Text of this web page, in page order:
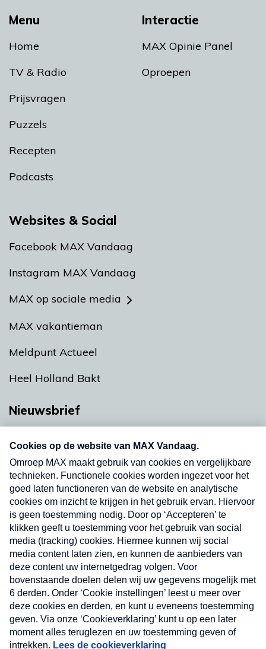
Menu
Home
TV & Radio
Prijsvragen
Puzzels
Recepten
Podcasts
Interactie
MAX Opinie Panel
Oproepen
Websites & Social
Facebook MAX Vandaag
Instagram MAX Vandaag
MAX op sociale media
MAX vakantieman
Meldpunt Actueel
Heel Holland Bakt
Nieuwsbrief
nieuwsbrief. Elke vrijdag- en dinsdagochtend in
uw mailbox.
Verzend
Nieuwsbrief
Neem hier een gratis abonnement op onze
nieuwsbrief. Elke vrijdag- en dinsdagochtend in uw